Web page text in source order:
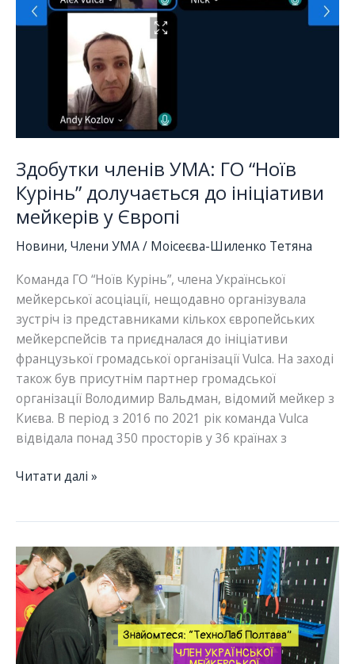
Здобутки членів УМА: ГО “Ноїв
Курінь” долучається до ініціативи
мейкерів у Європі
Новини, Члени УМА/ Моісеєва-Шиленко Тетяна
Команда ГО “Ноїв Курінь”, члена Української
мейкерської асоціації, нещодавно організувала
зустріч із представниками кількох європейських
мейкерспейсів та приєдналася до ініціативи
французької громадської організації Vulca. На заході
також був присутнім партнер громадської
організації Володимир Вальдман, відомий мейкер з
Києва. В період з 2016 по 2021 рік команда Vulca
відвідала понад 350 просторів у 36 країнах з
Здобутки
“Ноїв
Курінь”
долучається
до
ініціативи
мейкерів
Читати далі »